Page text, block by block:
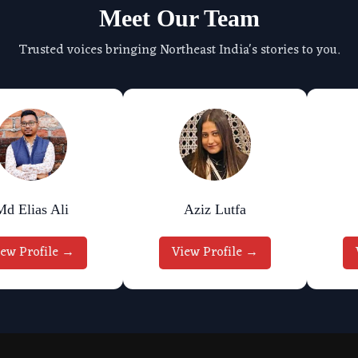
Meet Our Team
Trusted voices bringing Northeast India's stories to you.
Elias Ali
Profile →
Aziz Lutfa
View Profile →